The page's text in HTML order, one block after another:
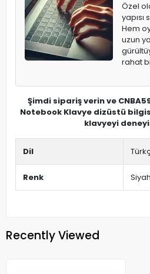
Özel
yapısı
Hem
uzun
rahat
Şimdi sipariş verin ve
Notebook Klavye dizüstü
klavyeyi
Dil
Renk Siyah
Recently Viewed